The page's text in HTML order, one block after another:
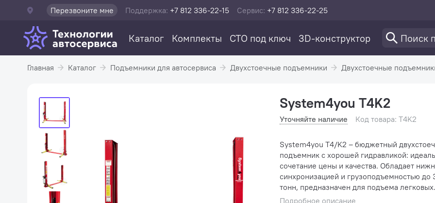
Перезвоните мне Поддержка: +7 812 336-22-15 Сервис: +7 812 336-22-25
Каталог Комплекты СТО под ключ 3D-конструктор
Главная Каталог Подъемники для автосервиса Двухстоечные подъемники Двухстоечные
System4you T4K2
Уточняйте наличие Код товара: T4K2
System4you T4/K2 – бюджетный
подъемник с хорошей гидравликой:
сочетание цены и качества. Обладает
синхронизацией и грузоподъемностью до
тонн, предназначен для подъема легковых
автомобилей всех моделей и марок при их
Подробное описание